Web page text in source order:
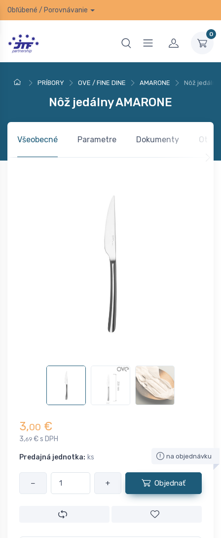
Obľúbené / Porovnávanie
0
PRÍBORY OVE / FINE DINE AMARONE Nôž jedálny
Nôž jedálny AMARONE
Všeobecné Parametre Dokumenty
3,00 €
3,69 € s DPH
Predajná jednotka: ks na objednávku
− + Objednať